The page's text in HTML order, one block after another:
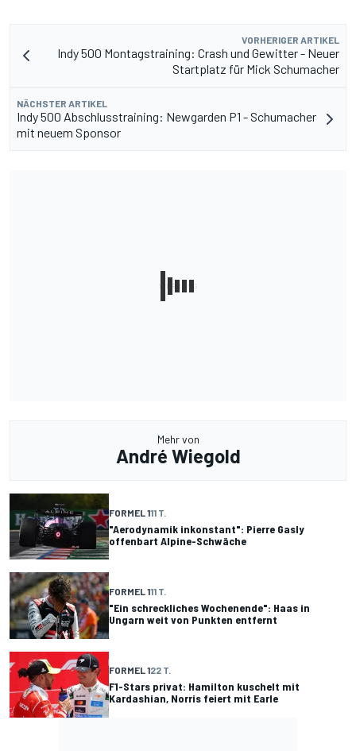
VORHERIGER ARTIKEL
Indy 500 Montagstraining: Crash und Gewitter - Neuer
Startplatz für Mick Schumacher
NÄCHSTER ARTIKEL
Indy 500 Abschlusstraining: Newgarden P1 - Schumacher
mit neuem Sponsor
Mehr von
André Wiegold
FORMEL 111 T.
"Aerodynamik inkonstant": Pierre Gasly
offenbart Alpine-Schwäche
FORMEL 111 T.
"Ein schreckliches Wochenende": Haas in
Ungarn weit von Punkten entfernt
FORMEL 122 T.
F1-Stars privat: Hamilton kuschelt mit
Kardashian, Norris feiert mit Earle